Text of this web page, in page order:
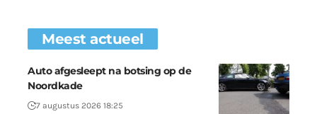
Meest actueel
Auto afgesleept na botsing op de
Noordkade
7 augustus 2026 18:25